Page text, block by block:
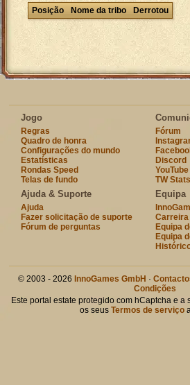
Posição Nome da tribo Derrotou
Jogo
Regras
Quadro de honra
Configurações do mundo
Estatísticas
Rondas Speed
Telas de fundo
Fórum
Discord
YouTube
TW Stats
Ajuda & Suporte
Ajuda
Fazer solicitação de suporte
Fórum de perguntas
Equipa
Carreira
Equipa
Equipa
© 2003 - 2026 InnoGames GmbH ·
Condições
Este portal estate protegido com hCaptcha e a
os seusTermos de serviço